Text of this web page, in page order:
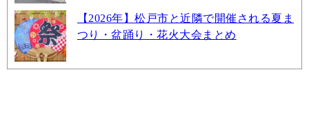
【2026年】松戸市と近隣で開催される夏ま
つり・盆踊り・花火大会まとめ